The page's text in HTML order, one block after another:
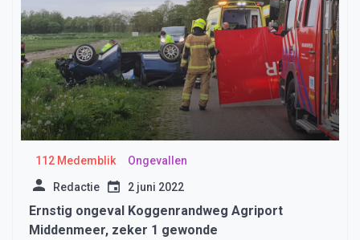
112 Medemblik Ongevallen
Redactie 2 juni 2022
Ernstig ongeval Koggenrandweg Agriport
Middenmeer, zeker 1 gewonde